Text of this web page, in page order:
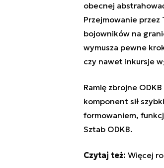
obecnej
Przejmowanie przez
bojowników na
wymusza pewne
czy nawet inkursje
Ramię zbrojne
komponent sił
formowaniem,
Sztab ODKB.
Czytaj też: Więcej